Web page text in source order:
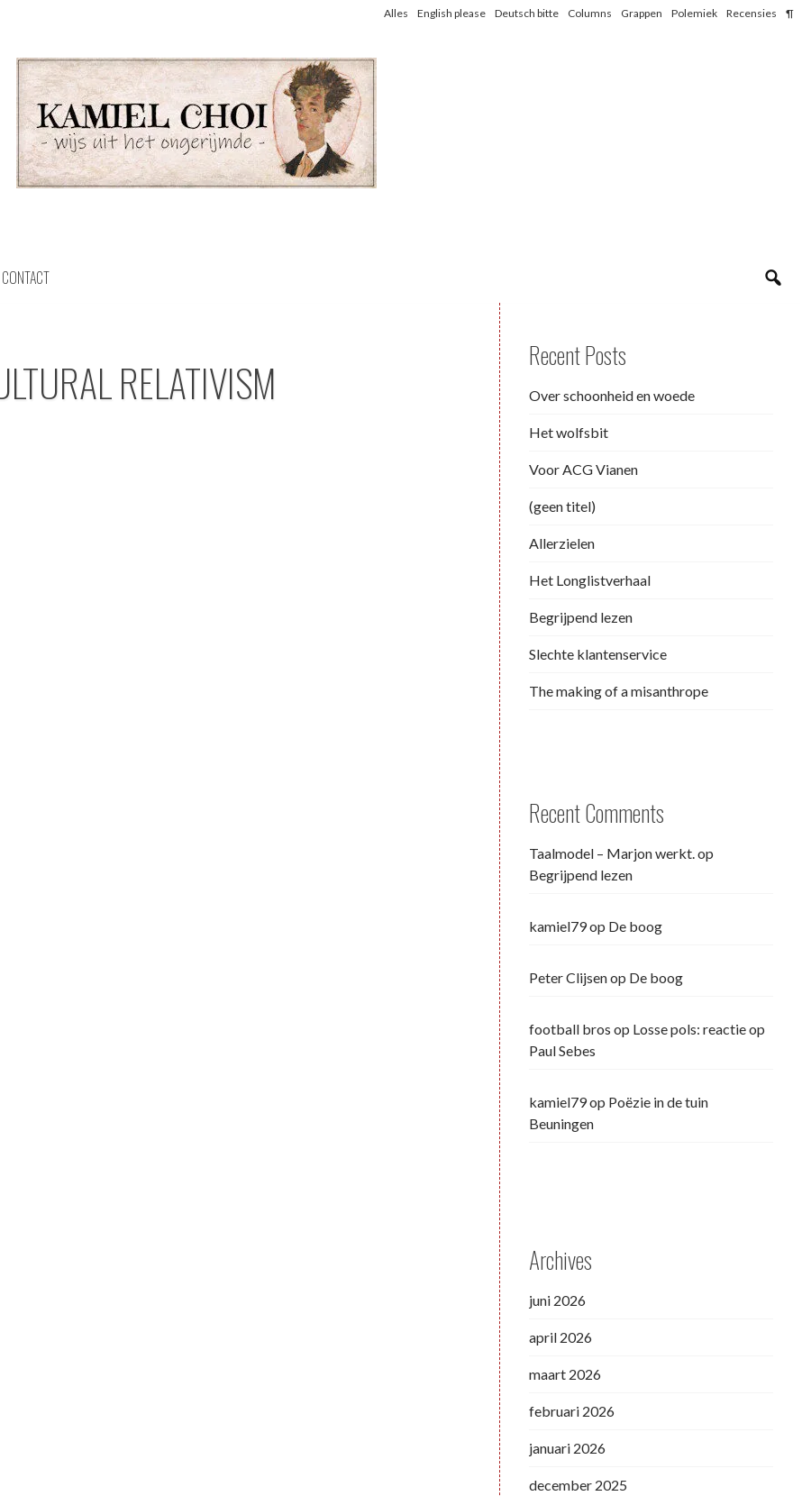
Alles English please Deutsch bitte Columns Grappen Polemiek Recensies ¶
CONTACT
RELATIVISM Recent Posts
Over schoonheid en woede
Het wolfsbit
Voor ACG Vianen
(geen titel)
Allerzielen
Het Longlistverhaal
Begrijpend lezen
Slechte klantenservice
The making of a misanthrope
Recent Comments
Taalmodel – Marjon werkt.op
Begrijpend lezen
kamiel79op De boog
Peter Clijsenop De boog
football bros op Losse pols: reactie op
Paul Sebes
kamiel79op Poëzie in de tuin
Beuningen
Archives
juni 2026
april 2026
maart 2026
februari 2026
januari 2026
december 2025